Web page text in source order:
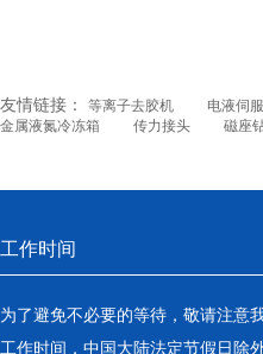
友情链接： 等离子去胶机 电液伺
金属液氮冷冻箱
传力接头 磁座
工作时间
为了避免不必要的等待，敬请注意
工作时间，中国大陆法定节假日除外